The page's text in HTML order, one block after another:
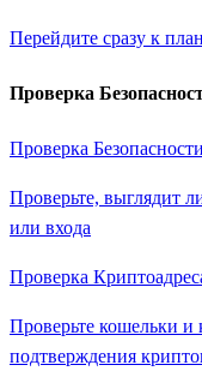
Перейдите сразу к
Проверка
Проверка
Проверьте, выглядит
или входа
Проверка
Проверьте кошельки и
подтверждения